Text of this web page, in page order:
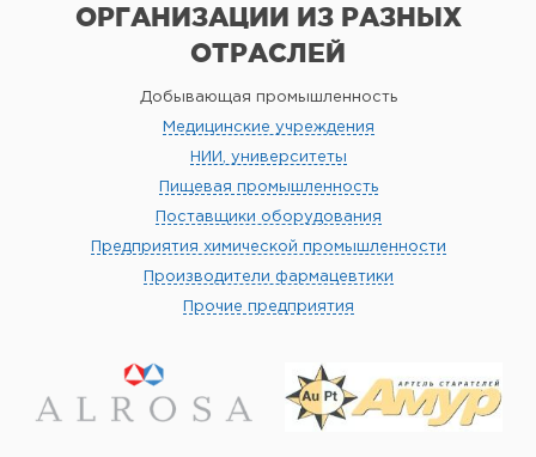
ОРГАНИЗАЦИИ ИЗ РАЗНЫХ
ОТРАСЛЕЙ
Добывающая промышленность
Медицинские учреждения
НИИ, университеты
Пищевая промышленность
Поставщики оборудования
Предприятия химической промышленности
Производители фармацевтики
Прочие предприятия